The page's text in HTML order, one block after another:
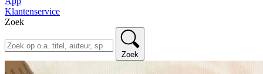
Klantenservice
Zoek
Zoek